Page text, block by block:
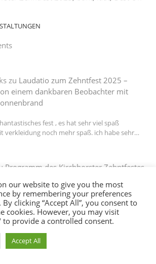
zu Laudatio zum Zehntfest 2025 –
einem dankbaren Beobachter mit
fest , es hat sehr viel spaß
verkleidung noch mehr spaß. ich habe sehr…
Programm des Kirchhorster Zehntfestes
an alle die dieses wieder möglich gemacht
zuDas Motto steht, die Planungen
our website to give you the most
by remembering your preferences
clicking “Accept All”, you consent to
cookies. However, you may visit
to provide a controlled consent.
Accept All